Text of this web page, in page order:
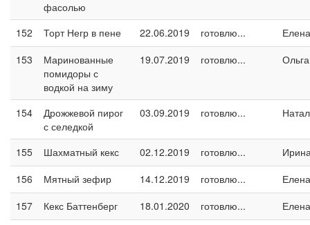
фасолью
152
Торт Негр в пене 22.06.2019 готовлю...
153
Маринованные
помидоры с
водкой на зиму
19.07.2019 готовлю... Ольга
154
Дрожжевой пирог
с селедкой
03.09.2019 готовлю...
155 Шахматный кекс 02.12.2019 готовлю...
156
Мятный зефир 14.12.2019 готовлю...
157
Кекс Баттенберг 18.01.2020 готовлю...